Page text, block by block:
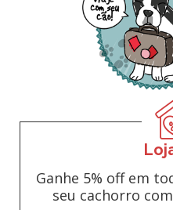
Ganhe 5% off em
seu cachorro